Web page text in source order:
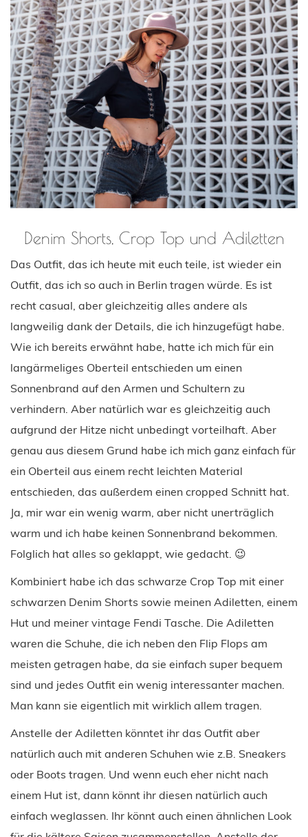
Denim Shorts, Crop Top und Adiletten
Das Outfit, das ich heute mit euch teile, ist wieder ein
Outfit, das ich so auch in Berlin tragen würde. Es ist
recht casual, aber gleichzeitig alles andere als
langweilig dank der Details, die ich hinzugefügt habe.
Wie ich bereits erwähnt habe, hatte ich mich für ein
langärmeliges Oberteil entschieden um einen
Sonnenbrand auf den Armen und Schultern zu
verhindern. Aber natürlich war es gleichzeitig auch
aufgrund der Hitze nicht unbedingt vorteilhaft. Aber
genau aus diesem Grund habe ich mich ganz einfach für
ein Oberteil aus einem recht leichten Material
entschieden, das außerdem einen cropped Schnitt hat.
Ja, mir war ein wenig warm, aber nicht unerträglich
warm und ich habe keinen Sonnenbrand bekommen.
Folglich hat alles so geklappt, wie gedacht. 😉
Kombiniert habe ich das schwarze Crop Top mit einer
schwarzen Denim Shorts sowie meinen Adiletten, einem
Hut und meiner vintage Fendi Tasche. Die Adiletten
waren die Schuhe, die ich neben den Flip Flops am
meisten getragen habe, da sie einfach super bequem
sind und jedes Outfit ein wenig interessanter machen.
Man kann sie eigentlich mit wirklich allem tragen.
Anstelle der Adiletten könntet ihr das Outfit aber
natürlich auch mit anderen Schuhen wie z.B. Sneakers
oder Boots tragen. Und wenn euch eher nicht nach
einem Hut ist, dann könnt ihr diesen natürlich auch
einfach weglassen. Ihr könnt auch einen ähnlichen Look